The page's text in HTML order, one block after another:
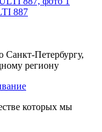
887
Санкт-Петербургу,
региону
которых мы